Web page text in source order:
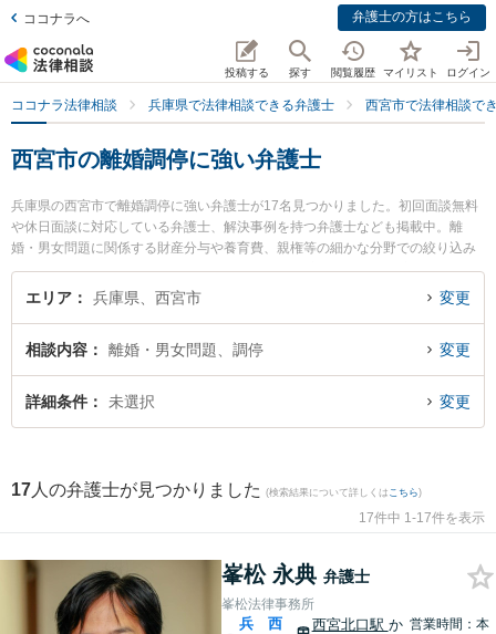
ココナラへ 弁護士の方はこちら
投稿する 探す 閲覧履歴 マイリスト ログイン
ココナラ法律相談 兵庫県で法律相談できる弁護士 西宮市で法律相談で
西宮市の離婚調停に強い弁護士
兵庫県の西宮市で離婚調停に強い弁護士が17名見つかりました。初回面談無料
や休日面談に対応している弁護士、解決事例を持つ弁護士なども掲載中。離
婚・男女問題に関係する財産分与や養育費、親権等の細かな分野での絞り込み
検索もでき便利です。特に峯松法律事務所の峯松 永典弁護士や西宮駅前法律事
務所の手塚 真広弁護士、フェリーチェ法律事務所の後藤 千絵弁護士のプロフィ
トラブル解決の実績豊富な近くの弁護士を検索したい』『初回相談無料で離婚
調停を法律相談できる西宮市内の弁護士に相談予約したい』などでお困りの相
談者さんにおすすめです。
エリア 兵庫県、西宮市 変更
相談内容 離婚・男女問題、調停 変更
詳細条件 未選択 変更
17 人の弁護士が見つかりました (検索結果について詳しくは こちら)
17件中 1-17件を表示
峯松 永典 弁護士
峯松法律事務所
兵
西
西宮北口駅 か 営業時間：本